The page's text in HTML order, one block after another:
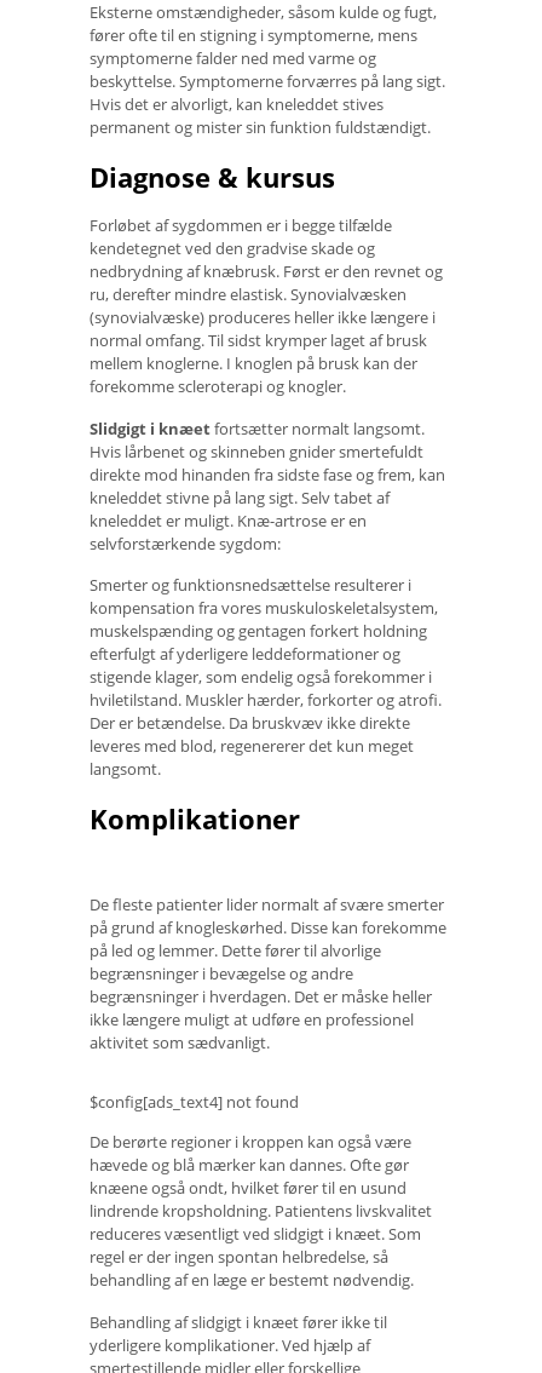
Eksterne omstændigheder, såsom kulde og fugt,
fører ofte til en stigning i symptomerne, mens
symptomerne falder ned med varme og
beskyttelse. Symptomerne forværres på lang sigt.
Hvis det er alvorligt, kan kneleddet stives
permanent og mister sin funktion fuldstændigt.
Diagnose & kursus
Forløbet af sygdommen er i begge tilfælde
kendetegnet ved den gradvise skade og
nedbrydning af knæbrusk. Først er den revnet og
ru, derefter mindre elastisk. Synovialvæsken
(synovialvæske) produceres heller ikke længere i
normal omfang. Til sidst krymper laget af brusk
mellem knoglerne. I knoglen på brusk kan der
forekomme scleroterapi og knogler.
Slidgigt i knæetfortsætter normalt langsomt.
Hvis lårbenet og skinneben gnider smertefuldt
direkte mod hinanden fra sidste fase og frem, kan
kneleddet stivne på lang sigt. Selv tabet af
kneleddet er muligt. Knæ-artrose er en
selvforstærkende sygdom:
Smerter og funktionsnedsættelse resulterer i
kompensation fra vores muskuloskeletalsystem,
muskelspænding og gentagen forkert holdning
efterfulgt af yderligere leddeformationer og
stigende klager, som endelig også forekommer i
hviletilstand. Muskler hærder, forkorter og atrofi.
Der er betændelse. Da bruskvæv ikke direkte
leveres med blod, regenererer det kun meget
langsomt.
Komplikationer
De fleste patienter lider normalt af svære smerter
på grund af knogleskørhed. Disse kan forekomme
på led og lemmer. Dette fører til alvorlige
begrænsninger i bevægelse og andre
begrænsninger i hverdagen. Det er måske heller
ikke længere muligt at udføre en professionel
aktivitet som sædvanligt.
$config[ads_text4] not found
De berørte regioner i kroppen kan også være
hævede og blå mærker kan dannes. Ofte gør
knæene også ondt, hvilket fører til en usund
lindrende kropsholdning. Patientens livskvalitet
reduceres væsentligt ved slidgigt i knæet. Som
regel er der ingen spontan helbredelse, så
behandling af en læge er bestemt nødvendig.
Behandling af slidgigt i knæet fører ikke til
yderligere komplikationer. Ved hjælp af
smertestillende midler eller forskellige